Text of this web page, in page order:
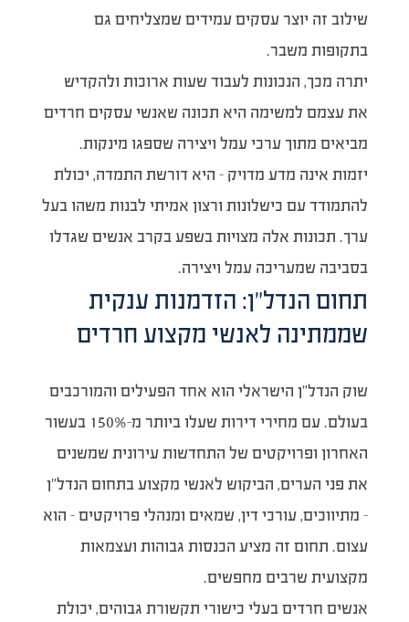
שילוב זה יוצר עסקים עמידים שמצליחים גם
בתקופות משבר.
יתרה מכך, הנכונות לעבוד שעות ארוכות ולהקדיש
את עצמם למשימה היא תכונה שאנשי עסקים חרדים
מביאים מתוך ערכי עמל ויצירה שספגו מינקות.
יזמות אינה מדע מדויק – היא דורשת התמדה, יכולת
להתמודד עם כישלונות ורצון אמיתי לבנות משהו בעל
ערך. תכונות אלה מצויות בשפע בקרב אנשים שגדלו
בסביבה שמעריכה עמל ויצירה.
תחום הנדל”ן: הזדמנות ענקית
שממתינה לאנשי מקצוע חרדים
שוק הנדל”ן הישראלי הוא אחד הפעילים והמורכבים
בעולם. עם מחירי דירות שעלו ביותר מ-150% בעשור
האחרון ופרויקטים של התחדשות עירונית שמשנים
את פני הערים, הביקוש לאנשי מקצוע בתחום הנדל”ן
– מתיווכים, עורכי דין, שמאים ומנהלי פרויקטים – הוא
עצום. תחום זה מציע הכנסות גבוהות ועצמאות
מקצועית שרבים מחפשים.
אנשים חרדים בעלי כישורי תקשורת גבוהים, יכולת